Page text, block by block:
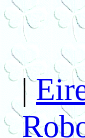
|